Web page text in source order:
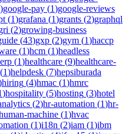
)google-pay (1)google-reviews
(1)grafana (1)grants (2)graphql
(2)growing-business
(43)gxp (2)gym (1)haccp
(1)hcm (1)headless
(1)healthcare (9)healthcare-
(1)helpdesk (7)hepsiburada
hiring (4)hmac (1)hmrc
)hospitality (5)hosting (3)hotel
(2)hr-automation (1)hr-
machine (1)hvac
(1)i18n (2)iam (1)ibm